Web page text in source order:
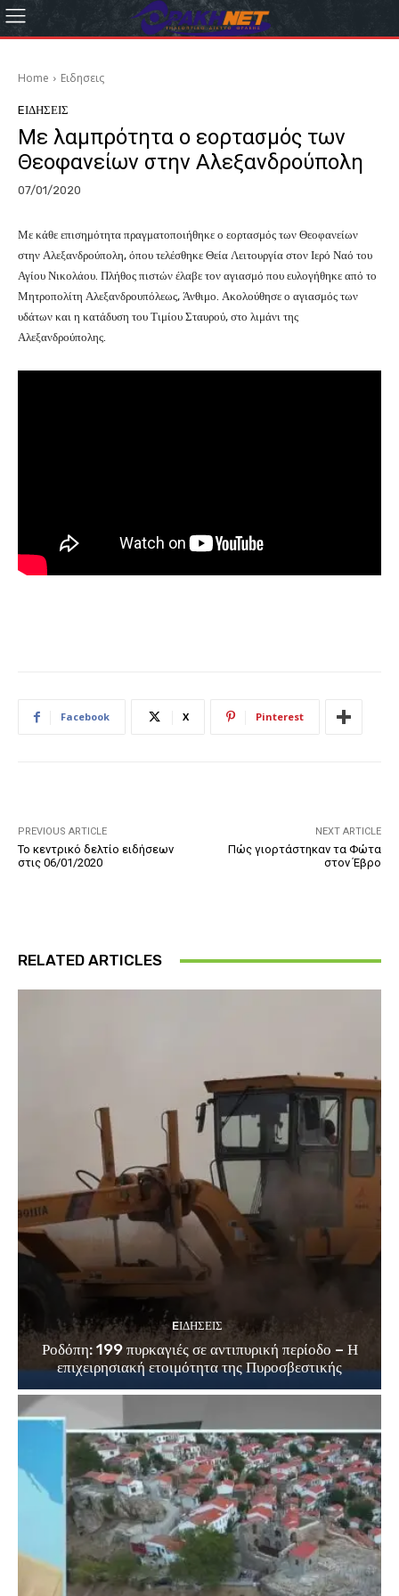
Home Eιδησεις
EΙΔΗΣΕΙΣ
Με λαμπρότητα ο εορτασμός των
Θεοφανείων στην Αλεξανδρούπολη
07/01/2020
Με κάθε επισημότητα πραγματοποιήθηκε ο εορτασμός των Θεοφανείων
στην Αλεξανδρούπολη, όπου τελέσθηκε Θεία Λειτουργία στον Ιερό Ναό του
Αγίου Νικολάου. Πλήθος πιστών έλαβε τον αγιασμό που ευλογήθηκε από το
Μητροπολίτη Αλεξανδρουπόλεως, Άνθιμο. Ακολούθησε ο αγιασμός των
υδάτων και η κατάδυση του Τιμίου Σταυρού, στο λιμάνι της
Αλεξανδρούπολης.
Facebook X Pinterest
PREVIOUS ARTICLE
Το κεντρικό δελτίο ειδήσεων
στις 06/01/2020
NEXT ARTICLE
Πώς γιορτάστηκαν τα Φώτα
στον Έβρο
RELATED ARTICLES
EΙΔΗΣΕΙΣ
Ροδόπη: 199 πυρκαγιές σε αντιπυρική περίοδο – Η
επιχειρησιακή ετοιμότητα της Πυροσβεστικής